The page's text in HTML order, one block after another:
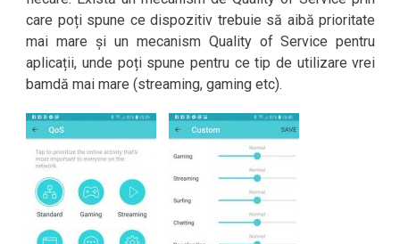
care poți spune ce dispozitiv trebuie să aibă prioritate
mai mare și un mecanism Quality of Service pentru
aplicații, unde poți spune pentru ce tip de utilizare vrei
bamdă mai mare (streaming, gaming etc).